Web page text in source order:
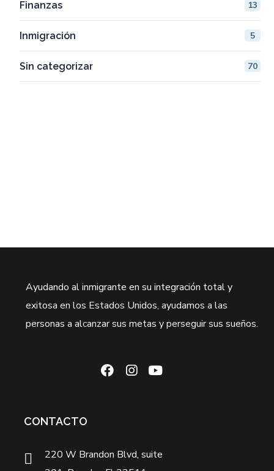
Finanzas 13
Inmigración 5
Sin categorizar 70
Ayudando al inmigrante en su integración total y
exitosa en los Estados Unidos, ayudamos a las
personas a alcanzar sus metas y perseguir sus sueños.
CONTACTO
220 W Brandon Blvd, suite